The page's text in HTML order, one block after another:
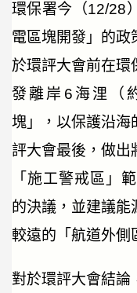
環保署今（12/28
電區塊開發」的政
於環評大會前在環
發離岸6海浬（
塊」，以保護沿海
評大會最後，做出
「施工警戒區」
的決議，並建議能
較遠的「航道外側
對於環評大會結論